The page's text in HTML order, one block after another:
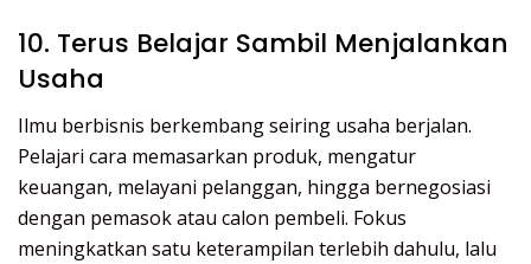
10. Terus Belajar Sambil Menjalankan
Usaha
Ilmu berbisnis berkembang seiring usaha berjalan.
Pelajari cara memasarkan produk, mengatur
keuangan, melayani pelanggan, hingga bernegosiasi
dengan pemasok atau calon pembeli. Fokus
meningkatkan satu keterampilan terlebih dahulu, lalu